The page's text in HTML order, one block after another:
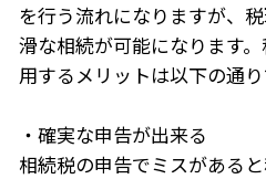
を行う流れになりますが、
滑な相続が可能になります
用するメリットは以下の通り
・確実な申告が出来る
相続税の申告でミスがある